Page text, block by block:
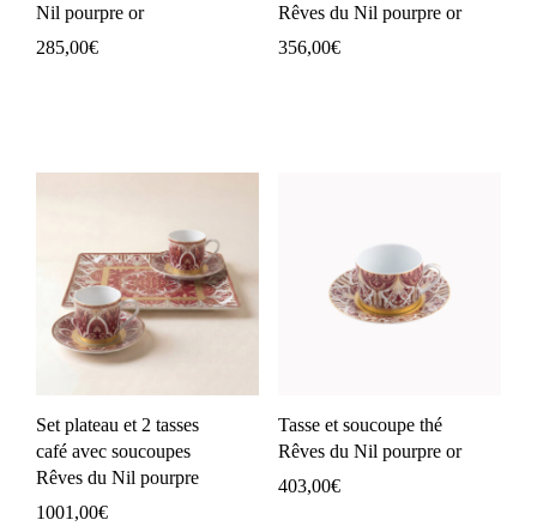
Nil pourpre or
285,00€
Rêves du Nil pourpre or
356,00€
Set plateau et 2 tasses
café avec soucoupes
Rêves du Nil pourpre
1001,00€
Tasse et soucoupe thé
Rêves du Nil pourpre or
403,00€